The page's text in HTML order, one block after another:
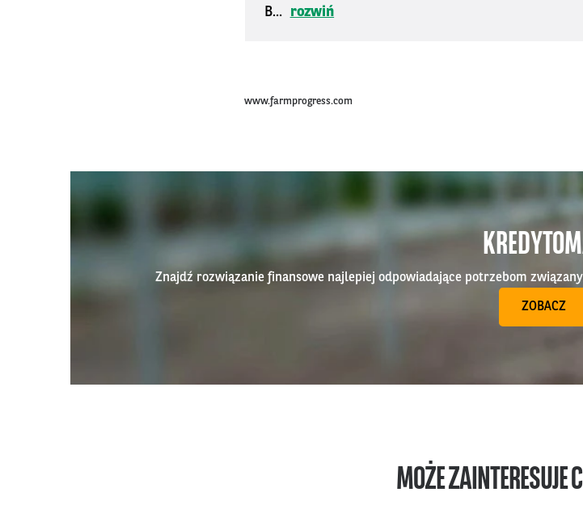
B...
rozwiń
www.farmprogress.com
Znajdź rozwiązanie finansowe najlepiej odpowiadające potrzebom
ZOBACZ
MOŻE ZAINTERESUJE